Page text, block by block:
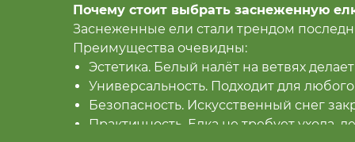
Почему стоит выбрать заснеженную
Заснеженные ели стали трендом
Преимущества очевидны:
Эстетика. Белый налёт на ветвях
Универсальность. Подходит для
Безопасность. Искусственный снег
Практичность. Елка не требует ухода,